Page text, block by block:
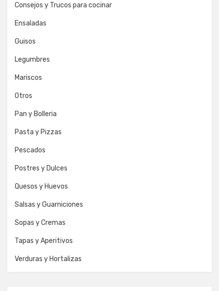
Consejos y Trucos para cocinar
Ensaladas
Guisos
Legumbres
Mariscos
Otros
Pan y Bolleria
Pasta y Pizzas
Pescados
Postres y Dulces
Quesos y Huevos
Salsas y Guarniciones
Sopas y Cremas
Tapas y Aperitivos
Verduras y Hortalizas